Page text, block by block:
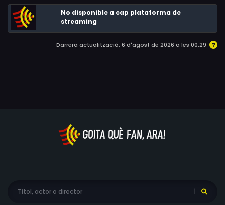
No disponible a cap plataforma de
streaming
Darrera actualització: 6 d'agost de 2026 a les 00:29